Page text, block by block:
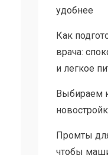
удобнее
Как
врача:
и легкое
Выбираем
Промты
чтобы